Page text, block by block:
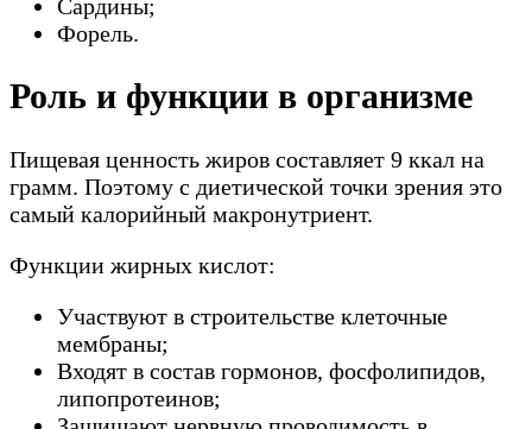
Сардины;
Форель.
Роль и функции в организме
Пищевая ценность жиров составляет 9 ккал на
грамм. Поэтому с диетической точки зрения это
самый калорийный макронутриент.
Функции жирных кислот:
Участвуют в строительстве клеточные
мембраны;
Входят в состав гормонов, фосфолипидов,
липопротеинов;